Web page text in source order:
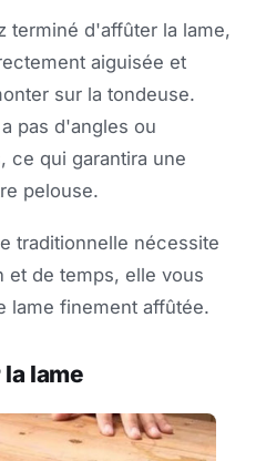
terminé d'affûter la lame,
aiguisée et
sur la tondeuse.
pas d'angles ou
ce qui garantira une
pelouse.
traditionnelle nécessite
et de temps, elle vous
lame finement affûtée.
lame